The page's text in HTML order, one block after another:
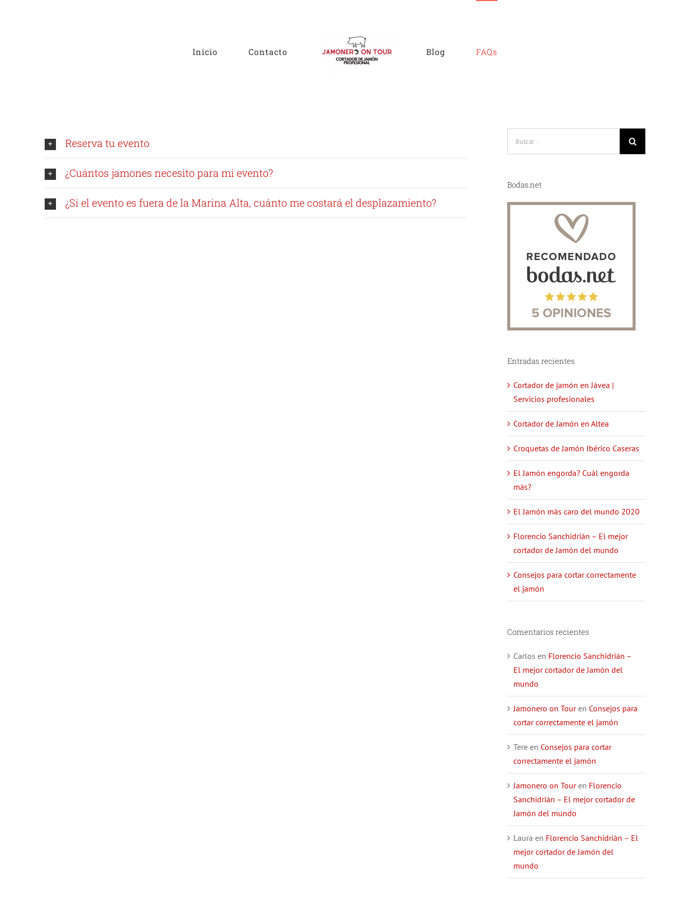
Inicio Contacto Blog FAQs
Reserva tu evento
¿Cuántos jamones necesito para mi evento?
¿Si el evento es fuera de la Marina Alta, cuánto me costará el desplazamiento?
Bodas.net
Entradas recientes
Cortador de jamón en Jávea |
Servicios profesionales
Cortador de Jamón en Altea
Croquetas de Jamón Ibérico Caseras
El Jamón engorda? Cuál engorda
más?
El Jamón más caro del mundo 2020
Florencio Sanchidrián – El mejor
cortador de Jamón del mundo
Consejos para cortar correctamente
el jamón
Comentarios recientes
Carlos en Florencio Sanchidrián –
El mejor cortador de Jamón del
mundo
Jamonero on Touren Consejos para
cortar correctamente el jamón
Tereen Consejos para cortar
correctamente el jamón
Jamonero on Touren Florencio
Sanchidrián – El mejor cortador de
Jamón del mundo
Laura en Florencio Sanchidrián – El
mejor cortador de Jamón del
mundo